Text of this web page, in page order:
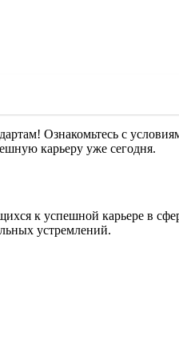
Ознакомьтесь с
карьеру уже сегодня.
к успешной карьере в
устремлений.